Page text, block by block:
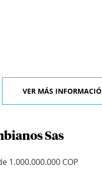
VER MÁS
Sas
1.000.000.000 COP